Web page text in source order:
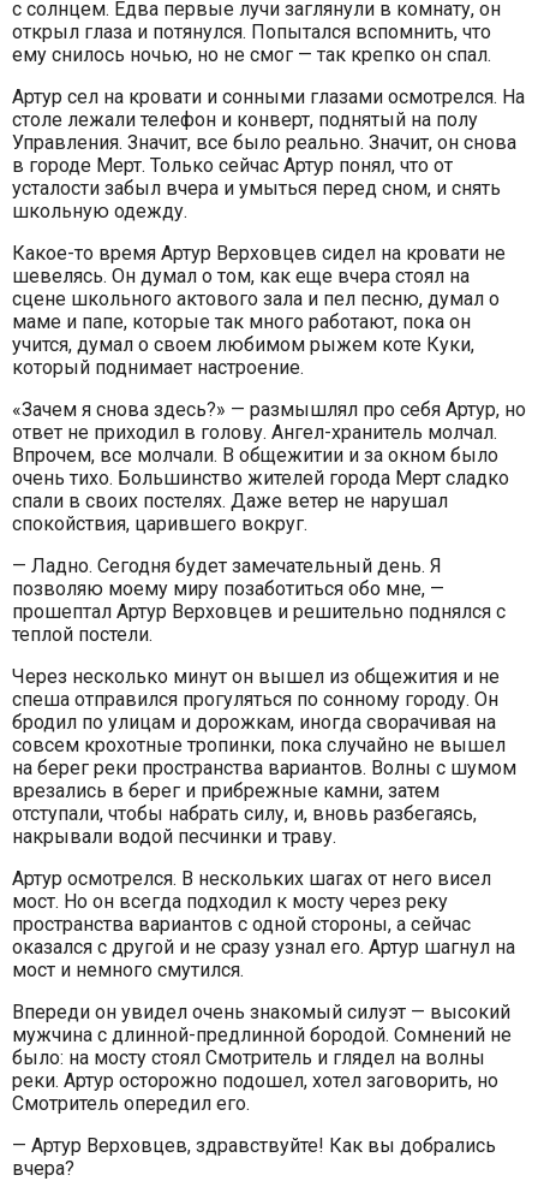
с солнцем. Едва первые лучи заглянули в комнату, он
открыл глаза и потянулся. Попытался вспомнить, что
ему снилось ночью, но не смог — так крепко он спал.
Артур сел на кровати и сонными глазами осмотрелся. На
столе лежали телефон и конверт, поднятый на полу
Управления. Значит, все было реально. Значит, он снова
в городе Мерт. Только сейчас Артур понял, что от
усталости забыл вчера и умыться перед сном, и снять
школьную одежду.
Какое-то время Артур Верховцев сидел на кровати не
шевелясь. Он думал о том, как еще вчера стоял на
сцене школьного актового зала и пел песню, думал о
маме и папе, которые так много работают, пока он
учится, думал о своем любимом рыжем коте Куки,
который поднимает настроение.
«Зачем я снова здесь?» — размышлял про себя Артур, но
ответ не приходил в голову. Ангел-хранитель молчал.
Впрочем, все молчали. В общежитии и за окном было
очень тихо. Большинство жителей города Мерт сладко
спали в своих постелях. Даже ветер не нарушал
спокойствия, царившего вокруг.
— Ладно. Сегодня будет замечательный день. Я
позволяю моему миру позаботиться обо мне, —
прошептал Артур Верховцев и решительно поднялся с
теплой постели.
Через несколько минут он вышел из общежития и не
спеша отправился прогуляться по сонному городу. Он
бродил по улицам и дорожкам, иногда сворачивая на
совсем крохотные тропинки, пока случайно не вышел
на берег реки пространства вариантов. Волны с шумом
врезались в берег и прибрежные камни, затем
отступали, чтобы набрать силу, и, вновь разбегаясь,
накрывали водой песчинки и траву.
Артур осмотрелся. В нескольких шагах от него висел
мост. Но он всегда подходил к мосту через реку
пространства вариантов с одной стороны, а сейчас
оказался с другой и не сразу узнал его. Артур шагнул на
мост и немного смутился.
Впереди он увидел очень знакомый силуэт — высокий
мужчина с длинной-предлинной бородой. Сомнений не
было: на мосту стоял Смотритель и глядел на волны
реки. Артур осторожно подошел, хотел заговорить, но
Смотритель опередил его.
— Артур Верховцев, здравствуйте! Как вы добрались
вчера?